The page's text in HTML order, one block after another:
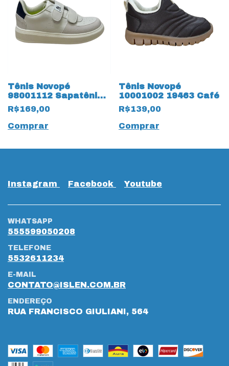
Tênis Novopé
98001112 Sapatênis
18811 Off White
R$169,00
Comprar
Tênis Novopé
10001002 19463 Café
R$139,00
Comprar
Instagram Facebook Youtube
WHATSAPP
555599050208
TELEFONE
5532611234
E-MAIL
CONTATO@ISLEN.COM.BR
ENDEREÇO
RUA FRANCISCO GIULIANI, 564